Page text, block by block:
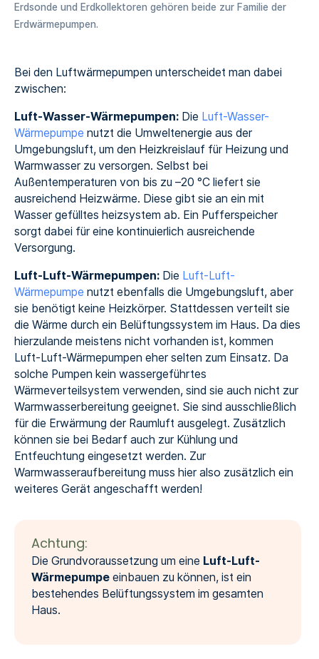
Erdsonde und Erdkollektoren gehören beide zur Familie der
Erdwärmepumpen.
Bei den Luftwärmepumpen unterscheidet man dabei
zwischen:
Luft-Wasser-Wärmepumpen:Die Luft-Wasser-
Wärmepumpe nutzt die Umweltenergie aus der
Umgebungsluft, um den Heizkreislauf für Heizung und
Warmwasser zu versorgen. Selbst bei
Außentemperaturen von bis zu –20 °C liefert sie
ausreichend Heizwärme. Diese gibt sie an ein mit
Wasser gefülltes heizsystem ab. Ein Pufferspeicher
sorgt dabei für eine kontinuierlich ausreichende
Versorgung.
Luft-Luft-Wärmepumpen: Die Luft-Luft-
Wärmepumpe nutzt ebenfalls die Umgebungsluft, aber
sie benötigt keine Heizkörper. Stattdessen verteilt sie
die Wärme durch ein Belüftungssystem im Haus. Da dies
hierzulande meistens nicht vorhanden ist, kommen
Luft-Luft-Wärmepumpen eher selten zum Einsatz. Da
solche Pumpen kein wassergeführtes
Wärmeverteilsystem verwenden, sind sie auch nicht zur
Warmwasserbereitung geeignet. Sie sind ausschließlich
für die Erwärmung der Raumluft ausgelegt. Zusätzlich
können sie bei Bedarf auch zur Kühlung und
Entfeuchtung eingesetzt werden. Zur
Warmwasseraufbereitung muss hier also zusätzlich ein
weiteres Gerät angeschafft werden!
Achtung:
Die Grundvoraussetzung um eine Luft-Luft-
Wärmepumpeeinbauen zu können, ist ein
bestehendes Belüftungssystem im gesamten
Haus.